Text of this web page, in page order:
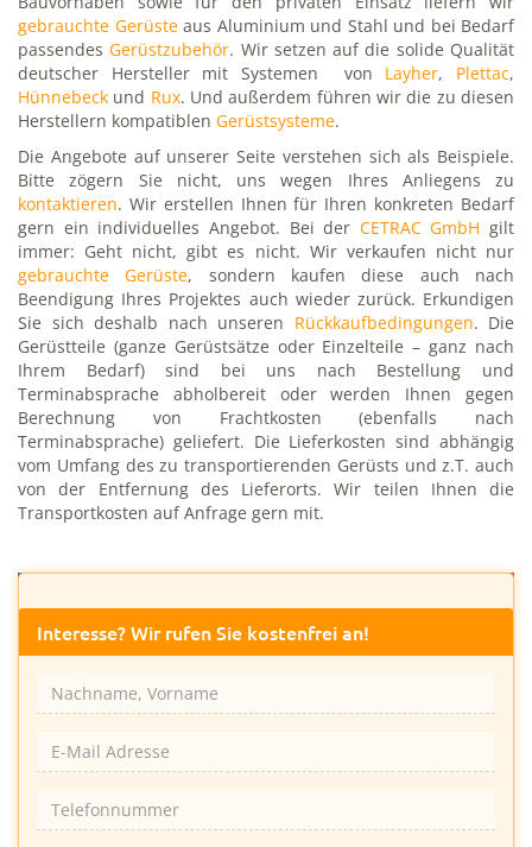
gebrauchte Gerüsteaus Aluminium und Stahl und bei Bedarf
passendesGerüstzubehör. Wir setzen auf die solide Qualität
deutscher Hersteller mit Systemen von Layher, Plettac,
Hünnebeck und Rux. Und außerdem führen wir die zu diesen
Herstellern kompatiblen Gerüstsysteme.
Die Angebote auf unserer Seite verstehen sich als Beispiele.
Bitte zögern Sie nicht, uns wegen Ihres Anliegens zu
kontaktieren. Wir erstellen Ihnen für Ihren konkreten Bedarf
gern ein individuelles Angebot. Bei der CETRAC GmbH gilt
immer: Geht nicht, gibt es nicht. Wir verkaufen nicht nur
gebrauchte Gerüste, sondern kaufen diese auch nach
Beendigung Ihres Projektes auch wieder zurück. Erkundigen
Sie sich deshalb nach unseren Rückkaufbedingungen. Die
Gerüstteile (ganze Gerüstsätze oder Einzelteile – ganz nach
Ihrem Bedarf) sind bei uns nach Bestellung und
Terminabsprache abholbereit oder werden Ihnen gegen
Berechnung von Frachtkosten (ebenfalls nach
Terminabsprache) geliefert. Die Lieferkosten sind abhängig
vom Umfang des zu transportierenden Gerüsts und z.T. auch
von der Entfernung des Lieferorts. Wir teilen Ihnen die
Transportkosten auf Anfrage gern mit.
Interesse? Wir rufen Sie kostenfrei an!